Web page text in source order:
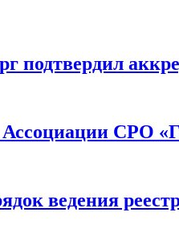
Ассоциации СРО
ведения